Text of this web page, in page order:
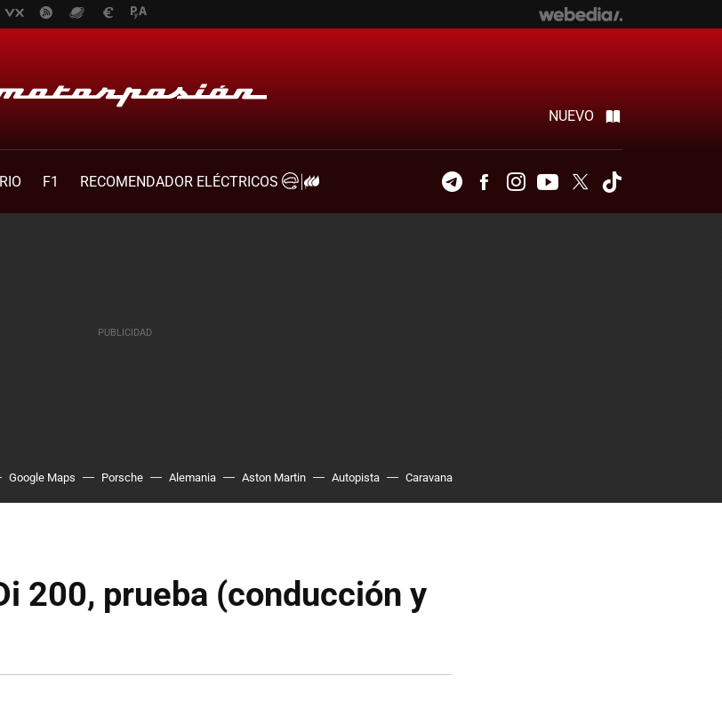
NUEVO
F1
RECOMENDADOR ELÉCTRICOS
TelegramFacebookInstagramYoutubeTwitter
Google Maps Porsche Alemania Aston Martin Autopista Caravana
200, prueba (conducción y